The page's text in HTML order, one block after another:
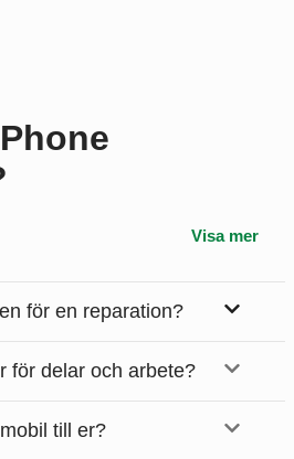
Visa mer
för en reparation?
för delar och arbete?
till er?